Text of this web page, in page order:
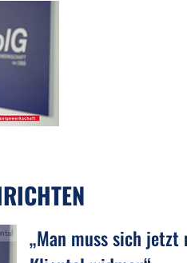
„Man muss sich